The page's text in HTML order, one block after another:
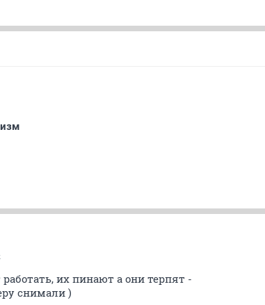
их пинают а они терпят -
снимали )